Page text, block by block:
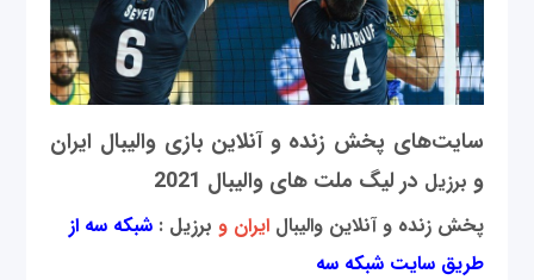
سایت‌های پخش زنده و آنلاین بازی والیبال ایران
و برزیل در لیگ ملت‌ های والیبال 2021
پخش زنده و آنلاین والیبال ایران و برزیل : شبکه سه از
طریق سایت شبکه سه